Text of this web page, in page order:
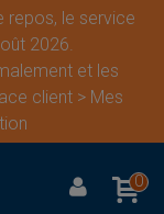
repos, le service
2026.
et les
client > Mes
0